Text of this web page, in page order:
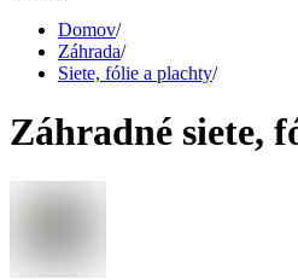
Domov/
Záhrada/
Siete, fólie a plachty/
Záhradné siete,